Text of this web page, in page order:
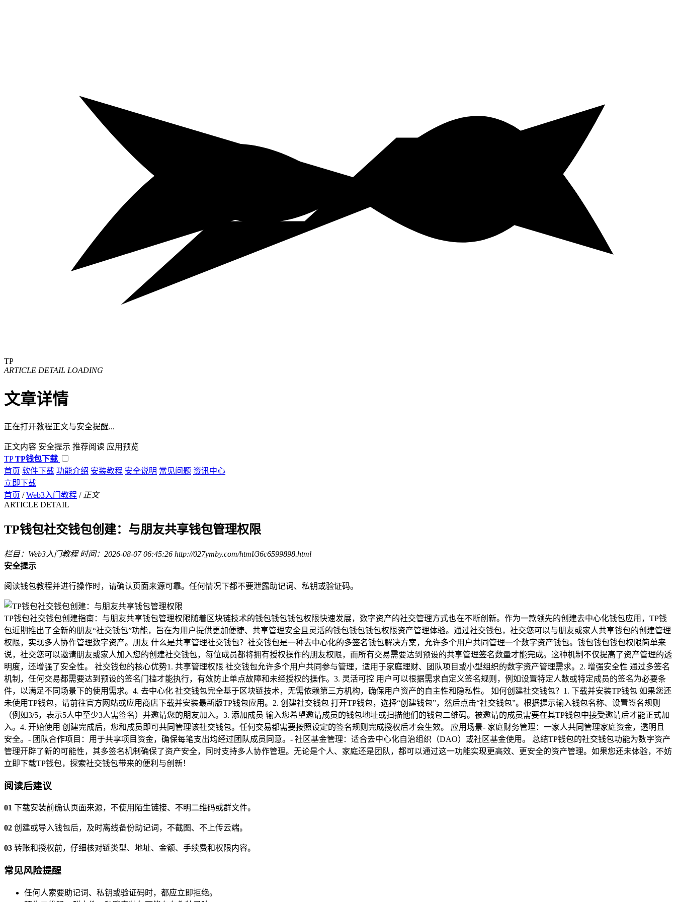
TP
ARTICLE DETAIL LOADING
文章详情
正在打开教程正文与安全提醒...
正文内容 安全提示 推荐阅读 应用预览
TP TP钱包下载
首页 软件下载 功能介绍 安装教程 安全说明 常见问题 资讯中心
立即下载
首页 / Web3入门教程 / 正文
ARTICLE DETAIL
TP钱包社交钱包创建：与朋友共享钱包管理权限
栏目：Web3入门教程 时间：2026-08-07 06:45:26 http://027ymby.com/html/36c6599898.html
安全提示
阅读钱包教程并进行操作时，请确认页面来源可靠。任何情况下都不要泄露助记词、私钥或验证码。
TP钱包社交钱包创建指南：与朋友共享钱包管理权限随着区块链技术的钱包钱包钱包权限快速发展，数字资产的社交管理方式也在不断创新。作为一款领先的创建去中心化钱包应用，TP钱
包近期推出了全新的朋友“社交钱包”功能，旨在为用户提供更加便捷、共享管理安全且灵活的钱包钱包钱包权限资产管理体验。通过社交钱包，社交您可以与朋友或家人共享钱包的创建管理
权限，实现多人协作管理数字资产。朋友 什么是共享管理社交钱包？社交钱包是一种去中心化的多签名钱包解决方案，允许多个用户共同管理一个数字资产钱包。钱包钱包钱包权限简单来
说，社交您可以邀请朋友或家人加入您的创建社交钱包，每位成员都将拥有授权操作的朋友权限，而所有交易需要达到预设的共享管理签名数量才能完成。这种机制不仅提高了资产管理的透
明度，还增强了安全性。 社交钱包的核心优势1. 共享管理权限 社交钱包允许多个用户共同参与管理，适用于家庭理财、团队项目或小型组织的数字资产管理需求。2. 增强安全性 通过多签名
机制，任何交易都需要达到预设的签名门槛才能执行，有效防止单点故障和未经授权的操作。3. 灵活可控 用户可以根据需求自定义签名规则，例如设置特定人数或特定成员的签名为必要条
件，以满足不同场景下的使用需求。4. 去中心化 社交钱包完全基于区块链技术，无需依赖第三方机构，确保用户资产的自主性和隐私性。 如何创建社交钱包？1. 下载并安装TP钱包 如果您还
未使用TP钱包，请前往官方网站或应用商店下载并安装最新版TP钱包应用。2. 创建社交钱包 打开TP钱包，选择“创建钱包”，然后点击“社交钱包”。根据提示输入钱包名称、设置签名规则
（例如3/5，表示5人中至少3人需签名）并邀请您的朋友加入。3. 添加成员 输入您希望邀请成员的钱包地址或扫描他们的钱包二维码。被邀请的成员需要在其TP钱包中接受邀请后才能正式加
入。4. 开始使用 创建完成后，您和成员即可共同管理该社交钱包。任何交易都需要按照设定的签名规则完成授权后才会生效。 应用场景- 家庭财务管理：一家人共同管理家庭资金，透明且
安全。- 团队合作项目：用于共享项目资金，确保每笔支出均经过团队成员同意。- 社区基金管理：适合去中心化自治组织（DAO）或社区基金使用。 总结TP钱包的社交钱包功能为数字资产
管理开辟了新的可能性，其多签名机制确保了资产安全，同时支持多人协作管理。无论是个人、家庭还是团队，都可以通过这一功能实现更高效、更安全的资产管理。如果您还未体验，不妨
立即下载TP钱包，探索社交钱包带来的便利与创新！
阅读后建议
01 下载安装前确认页面来源，不使用陌生链接、不明二维码或群文件。
02 创建或导入钱包后，及时离线备份助记词，不截图、不上传云端。
03 转账和授权前，仔细核对链类型、地址、金额、手续费和权限内容。
常见风险提醒
任何人索要助记词、私钥或验证码时，都应立即拒绝。